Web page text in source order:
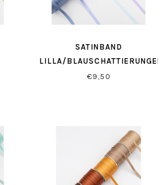
SATINBAND
LILLA/BLAUSCHATTIERUNGEN
€9,50